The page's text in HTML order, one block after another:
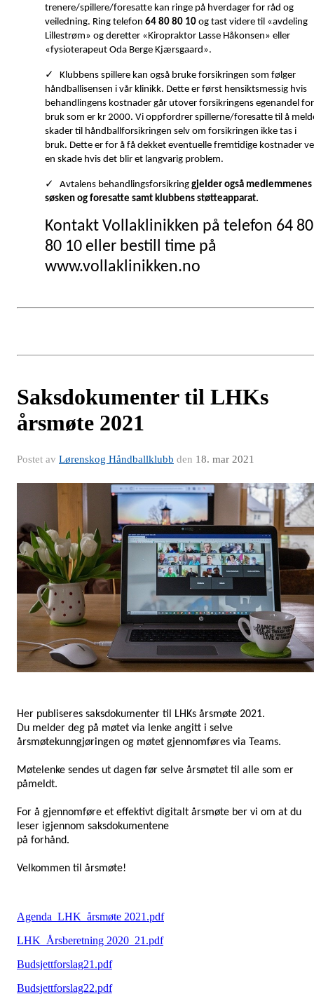
trenere/spillere/foresatte kan ringe på hverdager for råd og
veiledning. Ring telefon 64 80 80 10 og tast videre til «avdeling
Lillestrøm» og deretter «Kiropraktor Lasse Håkonsen» eller
«fysioterapeut Oda Berge Kjærsgaard».
✓ Klubbens spillere kan også bruke forsikringen som følger
håndballisensen i vår klinikk. Dette er først hensiktsmessig hvis
behandlingens kostnader går utover forsikringens egenandel for
bruk som er kr 2000. Vi oppfordrer spillerne/foresatte til å
skader til håndballforsikringen selv om forsikringen ikke tas i
bruk. Dette er for å få dekket eventuelle fremtidige kostnader
en skade hvis det blir et langvarig problem.
✓ Avtalens behandlingsforsikring gjelder også medlemmenes
søsken og foresatte samt klubbens støtteapparat.
Kontakt Vollaklinikken på telefon 64 80
80 10 eller bestill time på
www.vollaklinikken.no
Saksdokumenter til LHKs
årsmøte 2021
Postet av Lørenskog Håndballklubb den 18. mar 2021
Her publiseres saksdokumenter til LHKs årsmøte 2021.
Du melder deg på møtet via lenke angitt i selve
årsmøtekunngjøringen og møtet gjennomføres via Teams.
Møtelenke sendes ut dagen før selve årsmøtet til alle som er
påmeldt.
For å gjennomføre et effektivt digitalt årsmøte ber vi om at du
leser igjennom saksdokumentene
på forhånd.
Velkommen til årsmøte!
Agenda_LHK_årsmøte 2021.pdf
LHK_Årsberetning 2020_21.pdf
Budsjettforslag21.pdf
Budsjettforslag22.pdf